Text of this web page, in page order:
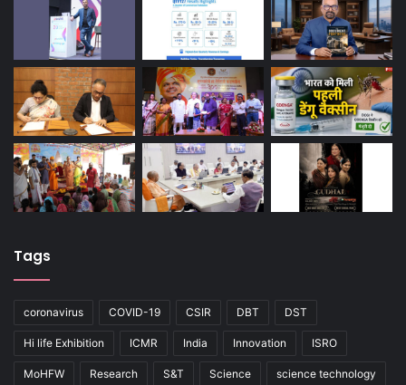
Tags
coronavirus COVID-19 CSIR DBT DST
Hi life Exhibition ICMR India Innovation ISRO
MoHFW Research S&T Science science technology